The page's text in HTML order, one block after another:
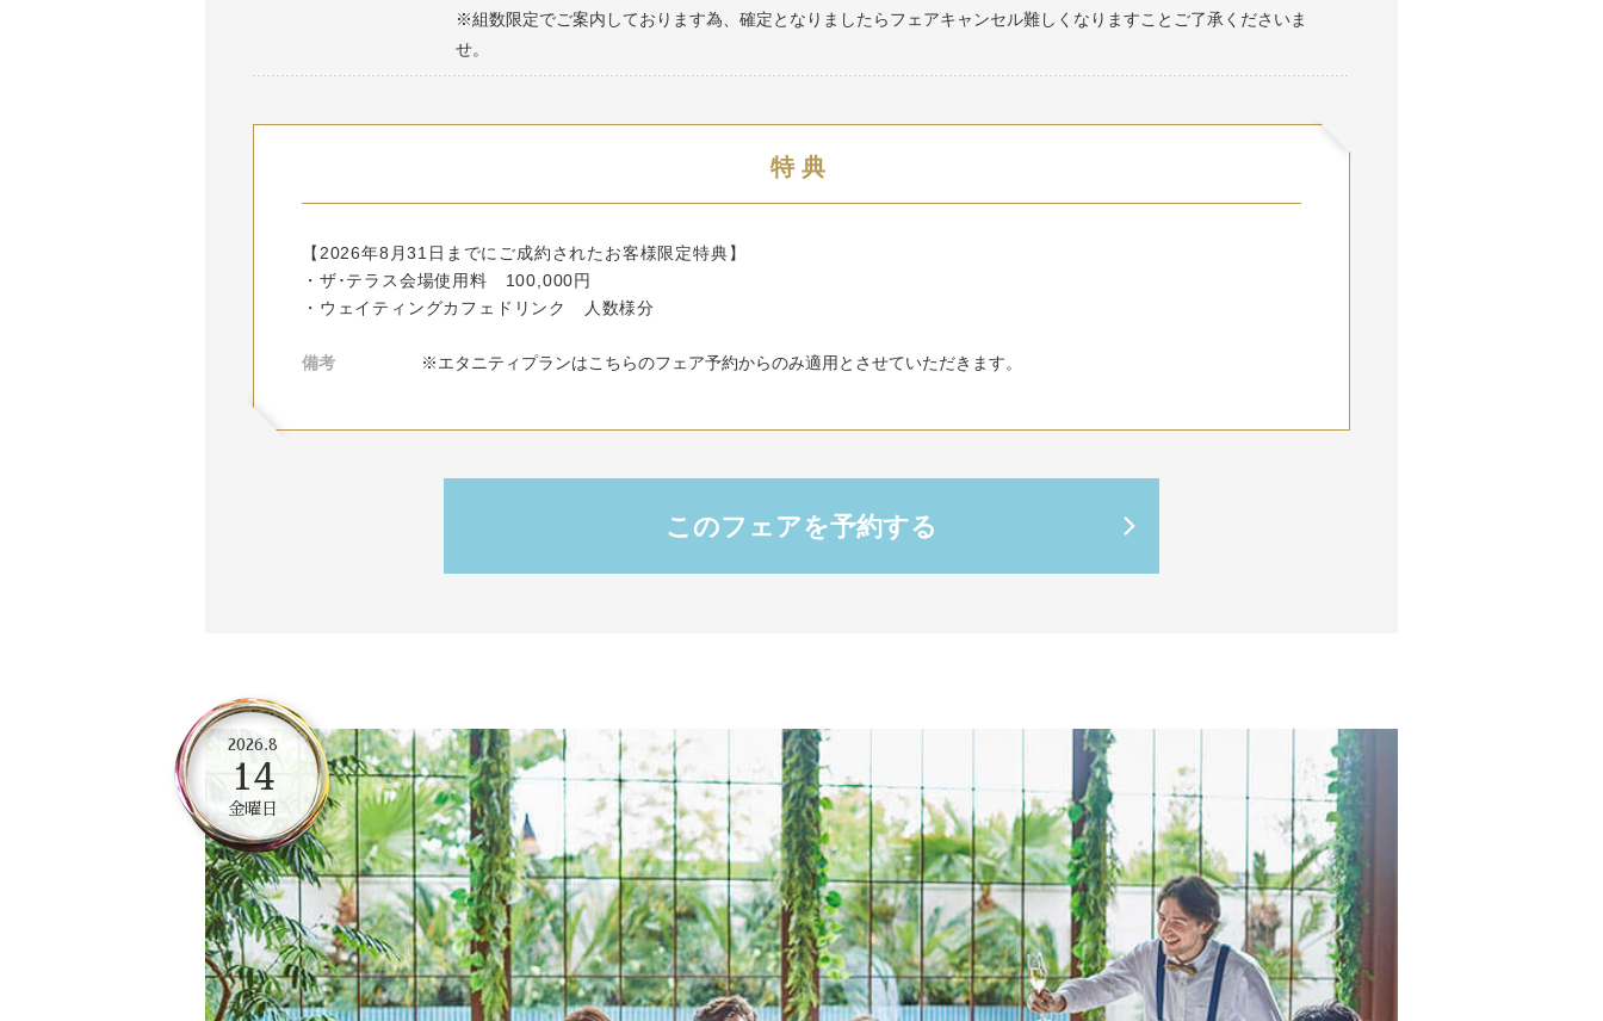
※組数限定でご案内しております為、確定となりましたらフェアキャンセル難しくなりますことご了承くださいま
せ。
特典
【2026年8月31日までにご成約されたお客様限定特典】
・ザ･テラス会場使用料 100,000円
・ウェイティングカフェドリンク 人数様分
備考 ※エタニティプランはこちらのフェア予約からのみ適用とさせていただきます。
このフェアを予約する
2026.8
14
金曜日